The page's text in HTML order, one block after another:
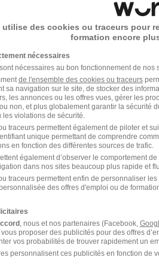
Itinérant
Super recruteur
- 44 CDI 24 000 - 30 000,03 € / an
jours
Itinérant SAV H/F
professional
- 44 CDI 28 000 - 30 000 € / an
jours
utilise des cookies ou traceurs pour
formation encore
nécessaires
nécessaires au bon fonctionnement de nos
de l'ensemble des cookies ou traceurs
sa navigation sur le site, de stocker des
les annonces ou les offres vues, gérer les
non, et plus globalement garantir la sécurité
violations de sécurité.
traceurs permettent également de piloter et
unique permettant de comprendre
en fonction des différentes sources de trafic.
également d’observer le comportement
dans nos sites beaucoup plus rapide et
traceurs permettent enfin de personnaliser
des offres d'emploi ou de
, nous et nos partenaires (Facebook,
proposer des publicités pour des offres
vos probabilités de trouver rapidement un
personnalisent ces publicités en fonction de